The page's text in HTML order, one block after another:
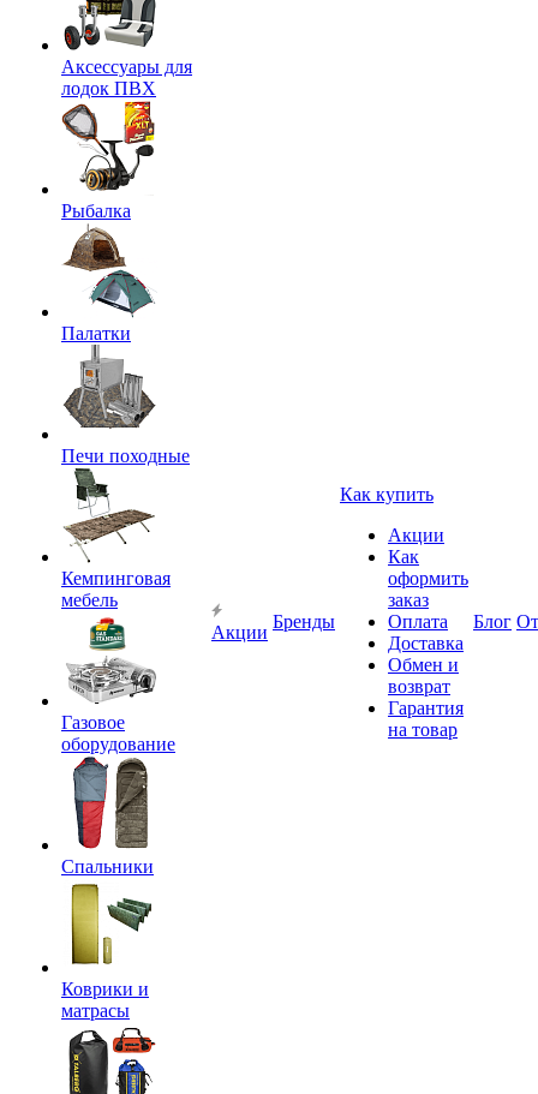
Аксессуары для
лодок ПВХ
Рыбалка
Палатки
Печи походные
Кемпинговая
мебель
Газовое
оборудование
Спальники
Коврики и
матрасы
Акции
Бренды
Как купить
Акции
Как
оформить
заказ
Оплата
Доставка
Обмен и
возврат
Гарантия
на товар
Блог